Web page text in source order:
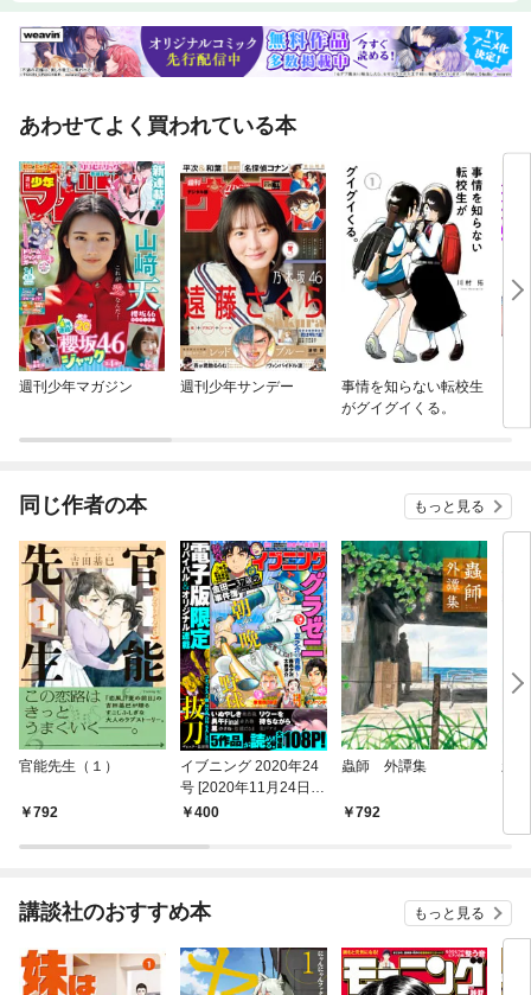
あわせてよく買われている本
週刊少年マガジン 週刊少年サンデー
事情を知らない転校生
がグイグイくる。
同じ作者の本 もっと見る
官能先生（１）
792
イブニング 2020年24
号 [2020年11月24日発
売]400
蟲師 外譚集
792
新
講談社のおすすめ本 もっと見る